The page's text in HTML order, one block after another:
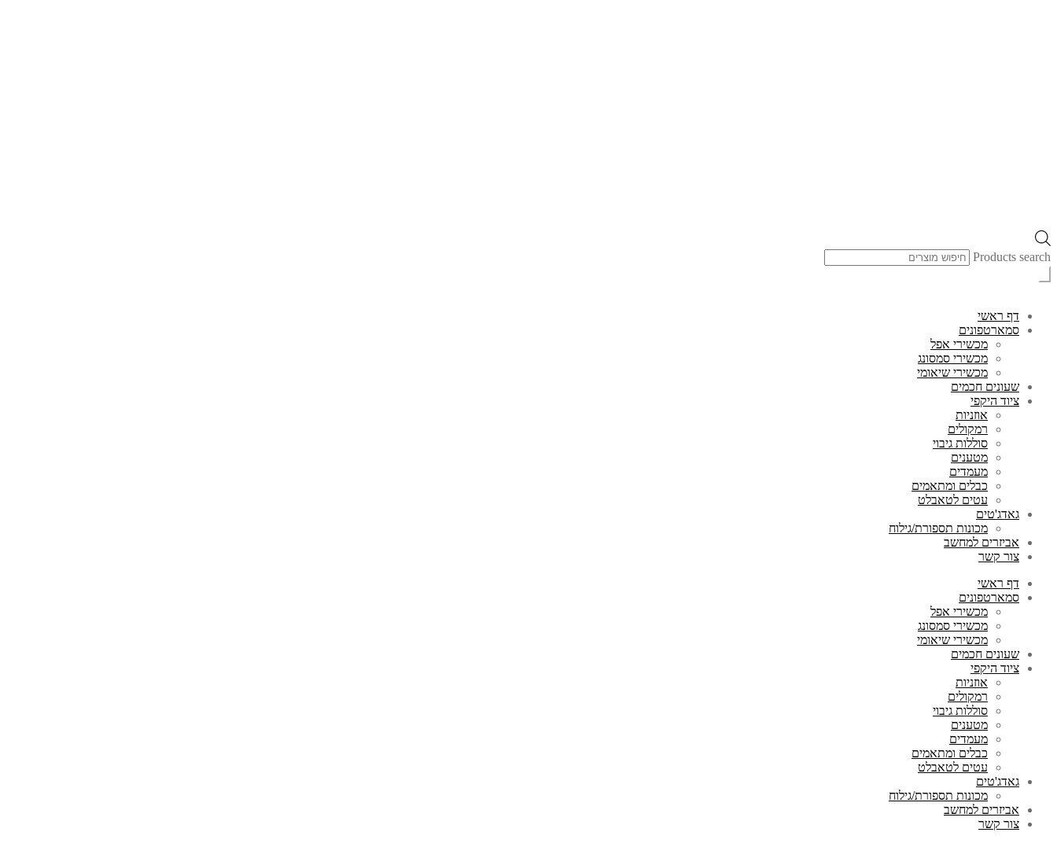
Products search
דף ראשי
סמארטפונים
מכשירי אפל
מכשירי סמסונג
מכשירי שיאומי
שעונים חכמים
ציוד היקפי
אוזניות
רמקולים
סוללות גיבוי
מטענים
מעמדים
כבלים ומתאמים
עטים לטאבלט
גאדג'טים
מכונות תספורת/גילוח
אביזרים למחשב
צור קשר
דף ראשי
סמארטפונים
מכשירי אפל
מכשירי סמסונג
מכשירי שיאומי
שעונים חכמים
ציוד היקפי
אוזניות
רמקולים
סוללות גיבוי
מטענים
מעמדים
כבלים ומתאמים
עטים לטאבלט
גאדג'טים
מכונות תספורת/גילוח
אביזרים למחשב
צור קשר